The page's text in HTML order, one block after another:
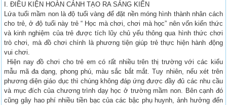
I. ĐIỀU KIỆN HOÀN CẢNH TẠO RA SÁNG KIẾN
Lứa tuổi mầm non là độ tuổi vàng để đặt nền móng hình thành nhân cách
cho trẻ, ở độ tuổi này trẻ “ Học mà chơi, chơi mà học” nên vốn kiến thức
và kinh nghiệm của trẻ được tích lũy chủ yếu thông qua hình thức chơi
trò chơi, mà đồ chơi chính là phương tiện giúp trẻ thực hiện hành động
vui chơi.
Hiện nay đồ chơi cho trẻ em có rất nhiều trên thị trường với các kiểu
mẫu mã đa dạng, phong phú, màu sắc bắt mắt. Tuy nhiên, nếu xét trên
phương diện giáo dục thì chúng không đáp ứng được đầy đủ các nhu cầu
và mục đích của chương trình dạy học ở trường mầm non. Bên cạnh đó
cũng gây hao phí nhiều tiền bạc của các bậc phụ huynh, ảnh hưởng đến